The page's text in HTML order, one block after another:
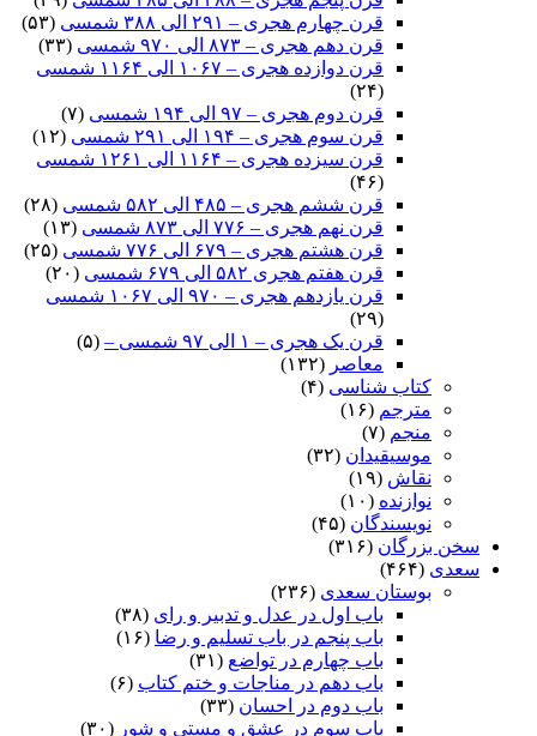
قرن چهارم هجری – ۲۹۱ الی ۳۸۸ شمسی
(۵۳)
قرن دهم هجری – ۸۷۳ الی ۹۷۰ شمسی
(۳۳)
قرن دوازده هجری – ۱۰۶۷ الی ۱۱۶۴ شمسی
(۲۴)
قرن دوم هجری – ۹۷ الی ۱۹۴ شمسی
(۷)
قرن سوم هجری – ۱۹۴ الی ۲۹۱ شمسی
(۱۲)
قرن سیزده هجری – ۱۱۶۴ الی ۱۲۶۱ شمسی
(۴۶)
قرن ششم هجری – ۴۸۵ الی ۵۸۲ شمسی
(۲۸)
قرن نهم هجری – ۷۷۶ الی ۸۷۳ شمسی
(۱۳)
قرن هشتم هجری – ۶۷۹ الی ۷۷۶ شمسی
(۲۵)
قرن هفتم هجری ۵۸۲ الی ۶۷۹ شمسی
(۲۰)
قرن یازدهم هجری – ۹۷۰ الی ۱۰۶۷ شمسی
(۲۹)
قرن یک هجری – ۱ الی ۹۷ شمسی –
(۵)
معاصر (۱۳۲)
کتاب شناسی (۴)
مترجم (۱۶)
منجم (۷)
موسیقیدان (۳۲)
نقاش (۱۹)
نوازنده (۱۰)
نویسندگان (۴۵)
سخن بزرگان (۳۱۶)
سعدی (۴۶۴)
بوستان سعدی (۲۳۶)
باب اول در عدل و تدبیر و رای (۳۸)
باب پنجم در باب تسلیم و رضا (۱۶)
باب چهارم در تواضع (۳۱)
باب دهم در مناجات و ختم کتاب (۶)
باب دوم در احسان (۳۳)
باب سوم در عشق و مستی و شور (۳۰)